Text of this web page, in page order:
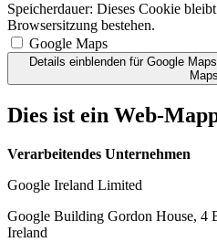
Speicherdauer: Dieses Cookie
Browsersitzung bestehen.
Google Maps
Details einblenden für Google Maps
Maps
Dies ist ein Web-
Verarbeitendes Unternehmen
Google Ireland Limited
Google Building Gordon House, 4
Ireland